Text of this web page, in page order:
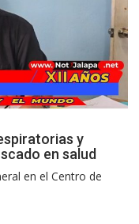
y
en salud
en el Centro de